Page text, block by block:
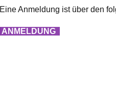
Eine Anmeldung ist über den
ANMELDUNG